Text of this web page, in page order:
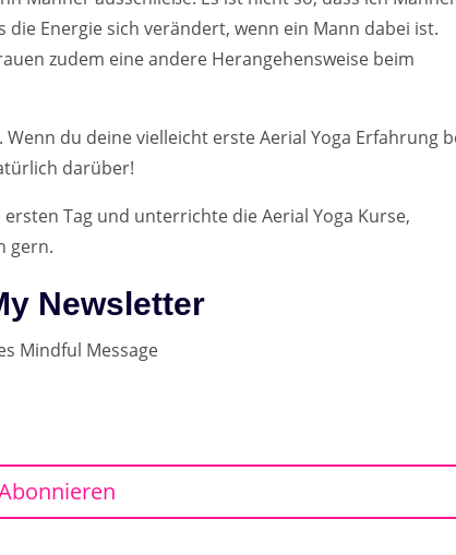
die Energie sich verändert, wenn ein Mann dabei ist.
zudem eine andere Herangehensweise beim
du deine vielleicht erste Aerial Yoga Erfahrung
darüber!
Tag und unterrichte die Aerial Yoga Kurse,
gern.
Newsletter
Mindful Message